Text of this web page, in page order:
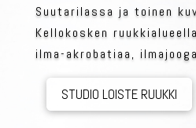
Suutarilassa ja toinen
Kellokosken
ilma-akrobatiaa,
tankotanssi helsinki, pilates, rengastrapetsi, jooga, ilmajooga, hammock, kehonhuolto,
STUDIO LOISTE RUUKKI